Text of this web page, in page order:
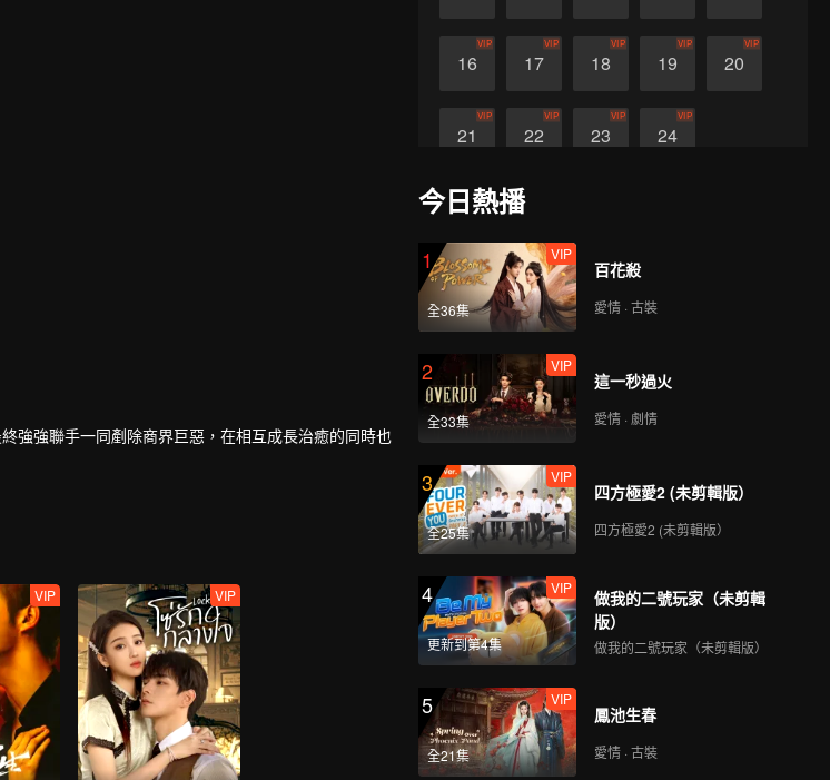
16
VIP
17
VIP
18
VIP
19
VIP
20
VIP
21
VIP
22
VIP
23
VIP
24
VIP
強強聯手一同剷除商界巨惡，在相互成長治癒的同時也
VIP VIP
今日熱播
1
全36集
VIP
百花殺
愛情 · 古裝
2
全33集
VIP
這一秒過火
愛情 · 劇情
3
全25集
VIP
四方極愛2 (未剪輯版）
四方極愛2 (未剪輯版）
4
更新到第4集
VIP
做我的二號玩家（未剪輯
版）
做我的二號玩家（未剪輯版）
5
全21集
VIP
鳳池生春
愛情 · 古裝